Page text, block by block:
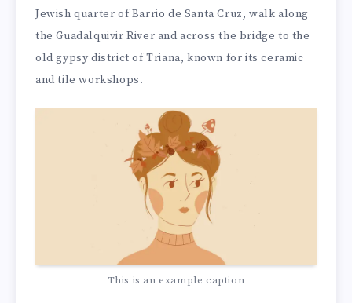
Jewish quarter of Barrio de Santa Cruz, walk along
the Guadalquivir River and across the bridge to the
old gypsy district of Triana, known for its ceramic
and tile workshops.
This is an example caption